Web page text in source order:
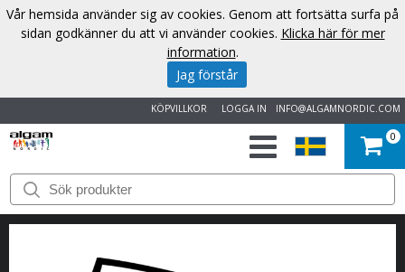
INFO@ALGAMNORDIC.COM
LOGGA IN
KÖPVILLKOR
START
VARUMÄRKEN
0
Vår hemsida använder sig av cookies. Genom att fortsätta surfa på
sidan godkänner du att vi använder cookies. Klicka här för mer
information.
Jag förstår